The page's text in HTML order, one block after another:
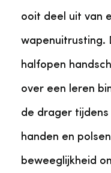
ooit deel uit van
wapenuitrusting.
halfopen
over een leren
de drager
handen en
beweeglijkheid